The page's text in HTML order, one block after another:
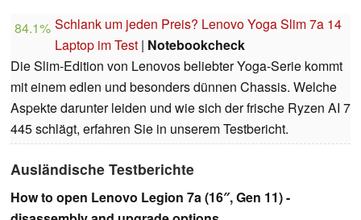
84.1% Schlank um jeden Preis? Lenovo Yoga Slim 7a 14
Laptop im Test | Notebookcheck
Die Slim-Edition von Lenovos beliebter Yoga-Serie kommt
mit einem edlen und besonders dünnen Chassis. Welche
Aspekte darunter leiden und wie sich der frische Ryzen AI 7
445 schlägt, erfahren Sie in unserem Testbericht.
Ausländische Testberichte
How to open Lenovo Legion 7a (16″, Gen 11) -